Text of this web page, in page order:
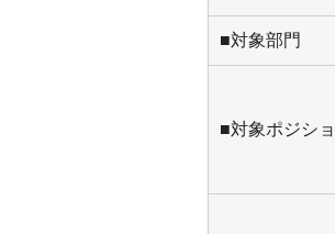
■対象部門
■対象ポジシ